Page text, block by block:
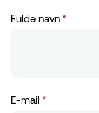
Fulde navn*
E-mail*